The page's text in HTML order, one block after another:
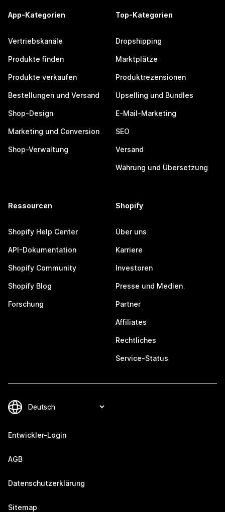
App-Kategorien
Vertriebskanäle
Produkte finden
Produkte verkaufen
Bestellungen und Versand
Shop-Design
Marketing und Conversion
Shop-Verwaltung
Top-Kategorien
Dropshipping
Marktplätze
Produktrezensionen
Upselling und Bundles
E-Mail-Marketing
SEO
Versand
Währung und Übersetzung
Ressourcen
Shopify Help Center
API-Dokumentation
Shopify Community
Shopify Blog
Forschung
Shopify
Über uns
Karriere
Investoren
Presse und Medien
Partner
Affiliates
Rechtliches
Service-Status
Entwickler-Login
AGB
Datenschutzerklärung
Sitemap